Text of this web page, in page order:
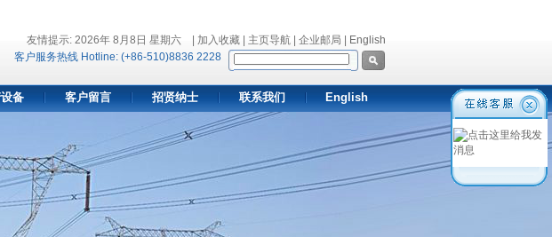
友情提示: 2026年 8月8日 星期六 | 加入收藏 | 主页导航 | 企业邮局 |
English
客户服务热线 Hotline: (+86-510)8836 2228
备 客户留言 招贤纳士 联系我们 English